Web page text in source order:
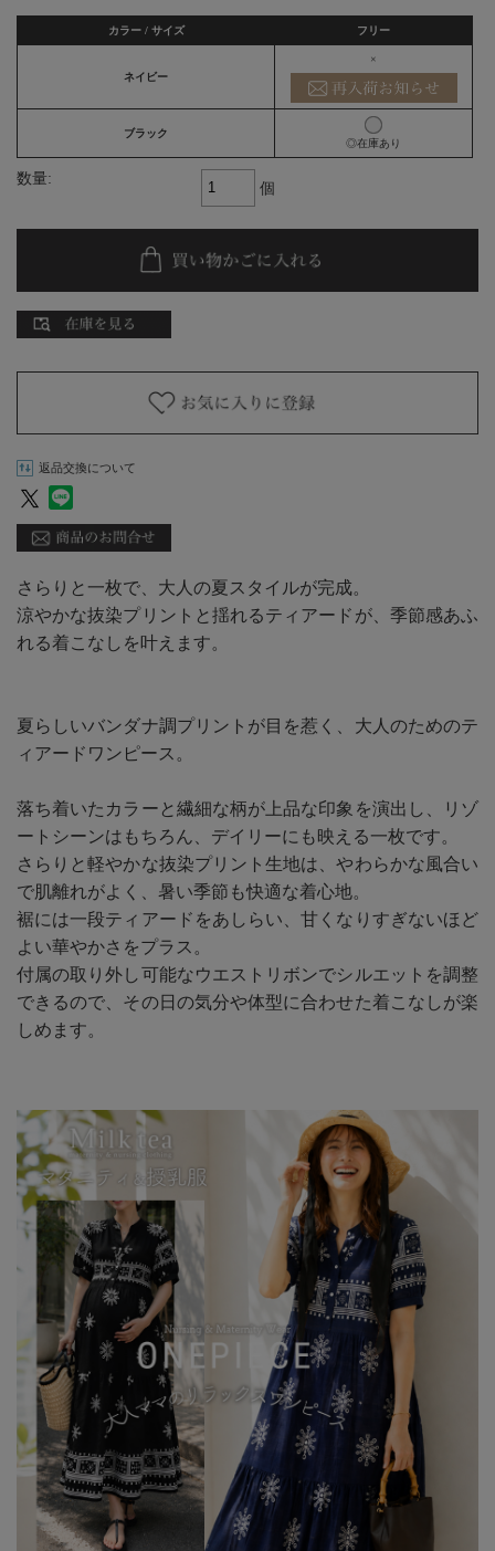
カラー / サイズ フリー
ネイビー
×
ブラック
◎在庫あり
数量:
個
返品交換について
さらりと一枚で、大人の夏スタイルが完成。
涼やかな抜染プリントと揺れるティアードが、季節感あふ
れる着こなしを叶えます。
夏らしいバンダナ調プリントが目を惹く、大人のためのテ
ィアードワンピース。
落ち着いたカラーと繊細な柄が上品な印象を演出し、リゾ
ートシーンはもちろん、デイリーにも映える一枚です。
さらりと軽やかな抜染プリント生地は、やわらかな風合い
で肌離れがよく、暑い季節も快適な着心地。
裾には一段ティアードをあしらい、甘くなりすぎないほど
よい華やかさをプラス。
付属の取り外し可能なウエストリボンでシルエットを調整
できるので、その日の気分や体型に合わせた着こなしが楽
しめます。